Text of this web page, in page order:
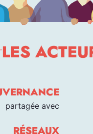
LES
partagée avec
RÉSEAUX